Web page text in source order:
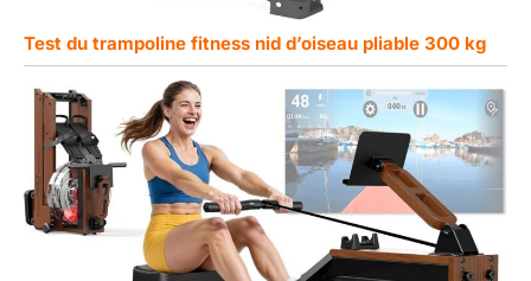
Test du trampoline fitness nid d’oiseau pliable 300 kg